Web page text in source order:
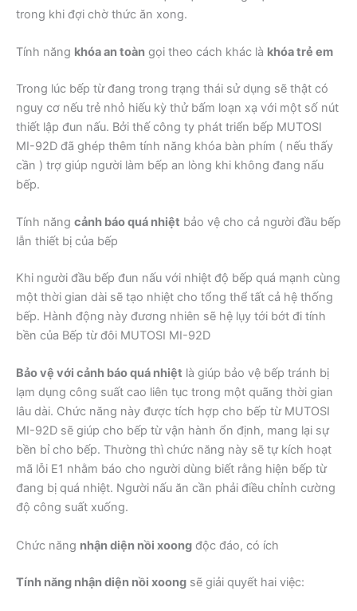
trong khi đợi chờ thức ăn xong.
Tính năng khóa an toàn gọi theo cách khác là khóa trẻ em
Trong lúc bếp từ đang trong trạng thái sử dụng sẽ thật có
nguy cơ nếu trẻ nhỏ hiếu kỳ thử bấm loạn xạ với một số nút
thiết lập đun nấu. Bởi thế công ty phát triển bếp MUTOSI
MI-92D đã ghép thêm tính năng khóa bàn phím ( nếu thấy
cần ) trợ giúp người làm bếp an lòng khi không đang nấu
bếp.
Tính năng cảnh báo quá nhiệt bảo vệ cho cả người đầu bếp
lẫn thiết bị của bếp
Khi người đầu bếp đun nấu với nhiệt độ bếp quá mạnh cùng
một thời gian dài sẽ tạo nhiệt cho tổng thể tất cả hệ thống
bếp. Hành động này đương nhiên sẽ hệ lụy tới bớt đi tính
bền của Bếp từ đôi MUTOSI MI-92D
Bảo vệ với cảnh báo quá nhiệt là giúp bảo vệ bếp tránh bị
lạm dụng công suất cao liên tục trong một quãng thời gian
lâu dài. Chức năng này được tích hợp cho bếp từ MUTOSI
MI-92D sẽ giúp cho bếp từ vận hành ổn định, mang lại sự
bền bỉ cho bếp. Thường thì chức năng này sẽ tự kích hoạt
mã lỗi E1 nhằm báo cho người dùng biết rằng hiện bếp từ
đang bị quá nhiệt. Người nấu ăn cần phải điều chỉnh cường
độ công suất xuống.
Chức năng nhận diện nồi xoong độc đáo, có ích
Tính năng nhận diện nồi xoong sẽ giải quyết hai việc: